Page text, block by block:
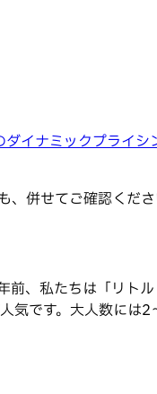
ダイナミックプライシ
、併せてご確認くださ
、私たちは「リト
気です。大人数には